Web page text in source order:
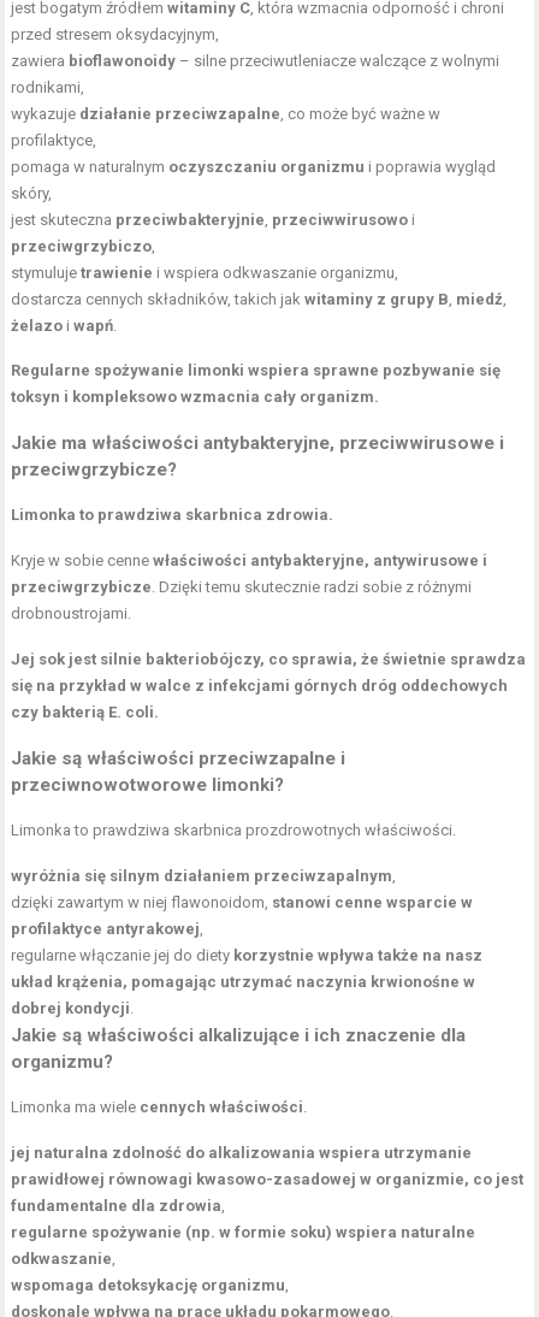
jest bogatym źródłemwitaminy C , która wzmacnia odporność i chroni
przed stresem oksydacyjnym,
zawiera bioflawonoidy – silne przeciwutleniacze walczące z wolnymi
rodnikami,
wykazuje działanie przeciwzapalne , co może być ważne w
profilaktyce,
pomaga w naturalnym oczyszczaniu organizmu i poprawia wygląd
skóry,
jest skuteczna przeciwbakteryjnie przeciwwirusowo i
przeciwgrzybiczo
stymulujetrawienie i wspiera odkwaszanie organizmu,
dostarcza cennych składników, takich jakwitaminy z grupy B miedź
żelazo iwapń
Regularne spożywanie limonki wspiera sprawne pozbywanie się
toksyn i kompleksowo wzmacnia cały organizm.
Jakie ma właściwości antybakteryjne, przeciwwirusowe i
przeciwgrzybicze?
Limonka to prawdziwa skarbnica zdrowia.
Kryje w sobie cennewłaściwości antybakteryjne, antywirusowe i
przeciwgrzybicze . Dzięki temu skutecznie radzi sobie z różnymi
drobnoustrojami.
Jej sok jest silnie bakteriobójczy, co sprawia, że świetnie sprawdza
się na przykład w walce z infekcjami górnych dróg oddechowych
czy bakterią E. coli.
Jakie są właściwości przeciwzapalne i
przeciwnowotworowe limonki?
Limonka to prawdziwa skarbnica prozdrowotnych właściwości.
wyróżnia się silnym działaniem przeciwzapalnym
dzięki zawartym w niej flawonoidom, stanowi cenne wsparcie w
profilaktyce antyrakowej
regularne włączanie jej do diety korzystnie wpływa także na nasz
układ krążenia, pomagając utrzymać naczynia krwionośne w
dobrej kondycji
Jakie są właściwości alkalizujące i ich znaczenie dla
organizmu?
Limonka ma wiele cennych właściwości
jej naturalna zdolność do alkalizowania wspiera utrzymanie
prawidłowej równowagi kwasowo-zasadowej w organizmie, co jest
fundamentalne dla zdrowia
regularne spożywanie (np. w formie soku) wspiera naturalne
odkwaszanie
wspomaga detoksykację organizmu
doskonale wpływa na pracę układu pokarmowego